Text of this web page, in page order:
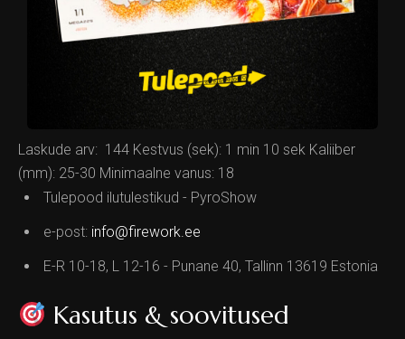
Laskude arv: 144 Kestvus (sek): 1 min 10 sek Kaliiber
(mm): 25-30 Minimaalne vanus: 18
Tulepood ilutulestikud - PyroShow
e-post: info@firework.ee
E-R 10-18, L 12-16 - Punane 40, Tallinn 13619 Estonia
Kasutus & soovitused